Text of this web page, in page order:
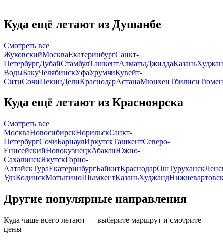
Куда ещё летают из Душанбе
Смотреть все
ЖуковскийМоскваЕкатеринбургСанкт-
ПетербургДубайСтамбулТашкентАлматыДжиддаКазань
ВодыБакуЧелябинскУфаУрумчиКувейт-
СитиСочиПекинДелиКраснодарАстанаМюнхенТбилиси
Куда ещё летают из Красноярска
Смотреть все
МоскваНовосибирскНорильскСанкт-
ПетербургСочиБарнаулИркутскТашкентСеверо-
ЕнисейскийНовокузнецкАбаканЮжно-
СахалинскЯкутскГорно-
АлтайскТураЕкатеринбургБайкитКраснодарОшТуруханск
УдэКодинскМотыгиноШымкентКазаньХуджандНижневартовск
Другие популярные направления
Куда чаще всего летают — выберите маршрут и смотрите
цены